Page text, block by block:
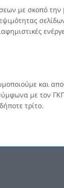
με σκοπό
και
με τον
τρίτο.